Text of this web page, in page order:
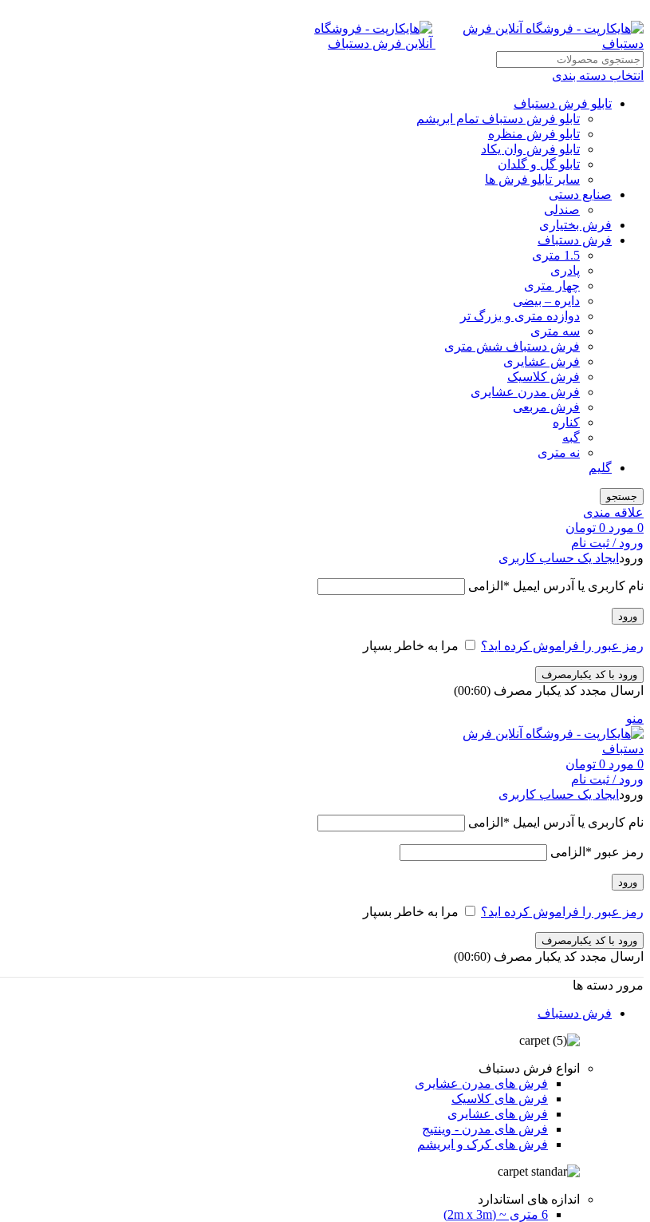
انتخاب دسته بندی
تابلو فرش دستباف
تابلو فرش دستباف تمام ابریشم
تابلو فرش منظره
تابلو فرش وان یکاد
تابلو گل و گلدان
سایر تابلو فرش ها
صنایع دستی
صندلی
فرش بختیاری
فرش دستباف
1.5 متری
پادری
چهار متری
دایره – بیضی
دوازده متری و بزرگ تر
سه متری
فرش دستباف شش متری
فرش عشایری
فرش کلاسیک
فرش مدرن عشایری
فرش مربعی
کناره
گبه
نه متری
گلیم
جستجو
علاقه مندی
0 مورد 0 تومان
ورود / ثبت نام
ورود ایجاد یک حساب کاربری
نام کاربری یا آدرس ایمیل * الزامی
ورود
رمز عبور را فراموش کرده اید؟ مرا به خاطر بسپار
ورود با کد یکبارمصرف
ارسال مجدد کد یکبار مصرف (00:
60
)
منو
0 مورد 0 تومان
ورود / ثبت نام
ورود ایجاد یک حساب کاربری
نام کاربری یا آدرس ایمیل * الزامی
رمز عبور * الزامی
ورود
رمز عبور را فراموش کرده اید؟ مرا به خاطر بسپار
ورود با کد یکبارمصرف
ارسال مجدد کد یکبار مصرف (00:
60
)
مرور دسته ها
فرش دستباف
انواع فرش دستباف
فرش های مدرن عشایری
فرش های کلاسیک
فرش های عشایری
فرش های مدرن - وینتیج
فرش های کرک و ابریشم
اندازه های استاندارد
6 متری ~ (2m x 3m)